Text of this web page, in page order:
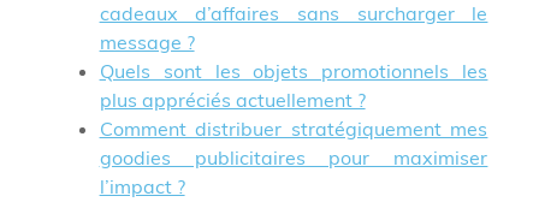
cadeaux d’affaires sans surcharger le
message ?
Quels sont les objets promotionnels les
plus appréciés actuellement ?
Comment distribuer stratégiquement mes
goodies publicitaires pour maximiser
l’impact ?